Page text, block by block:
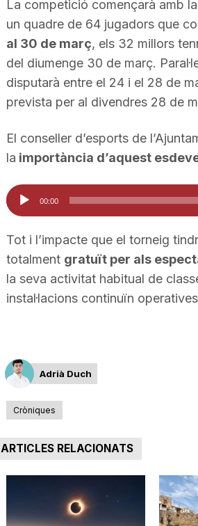
a
La competició començarà amb
un quadre de 64 jugadors que
al 30 de març, els 32 millors
del diumenge 30 de març.
disputarà entre el 24 i el 28 de
prevista per al divendres 28 de
El conseller d’esports de
la importància d’aquest
Reproductor
d'àudio
00:00
Tot i l’impacte que el torneig
totalment gratuït per als
la seva activitat habitual de
instal·lacions continuïn
Adrià Duch
Cròniques
ARTICLES RELACIONATS